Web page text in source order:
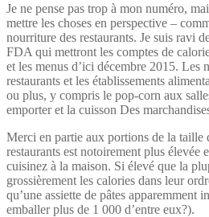
Je ne pense pas trop à mon numéro,
mettre les choses en perspective –
nourriture des restaurants. Je suis ravi
FDA qui mettront les comptes de
et les menus d’ici décembre 2015. Les
restaurants et les établissements
ou plus, y compris le pop-corn aux
emporter et la cuisson Des
Merci en partie aux portions de la taille
restaurants est notoirement plus élevée
cuisinez à la maison. Si élevé que la
grossièrement les calories dans leur
qu’une assiette de pâtes apparemment
emballer plus de 1 000 d’entre eux?).